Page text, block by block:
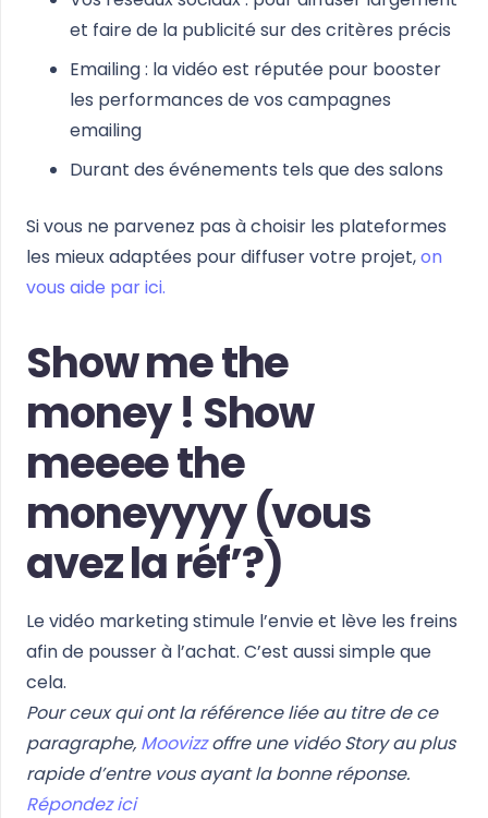
et faire de la publicité sur des critères précis
Emailing : la vidéo est réputée pour booster
les performances de vos campagnes
emailing
Durant des événements tels que des salons
Si vous ne parvenez pas à choisir les plateformes
les mieux adaptées pour diffuser votre projet,on
vous aide par ici.
Show me the
money ! Show
meeee the
moneyyyy (vous
avez la réf’?)
Le vidéo marketing stimule l’envie et lève les freins
afin de pousser à l’achat. C’est aussi simple que
cela.
Pour ceux qui ont la référence liée au titre de ce
paragraphe, Moovizzoffre une vidéo Story au plus
rapide d’entre vous ayant la bonne réponse.
Répondez ici